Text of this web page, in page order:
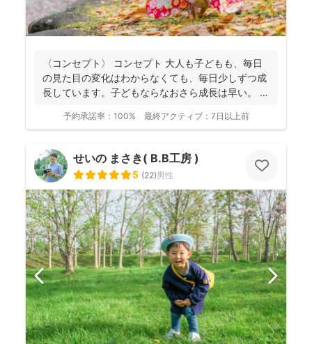
〈コンセプト〉 コンセプト 大人も子どもも、毎日
の見た目の変化はわからなくても、毎日少しずつ成
長しています。子どもならなおさら成長は早い。
予約承諾率： 100% 最終アクティブ： 7日以上前
せいの まさき( B.B工房 )
5 (22)男性